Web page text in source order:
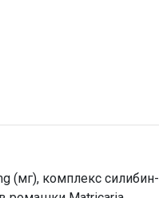
(мг), комплекс силибин-